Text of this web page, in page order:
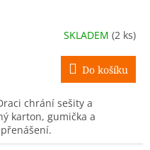
SKLADEM (2 ks)
Do košíku
chrání sešity a
karton, gumička a